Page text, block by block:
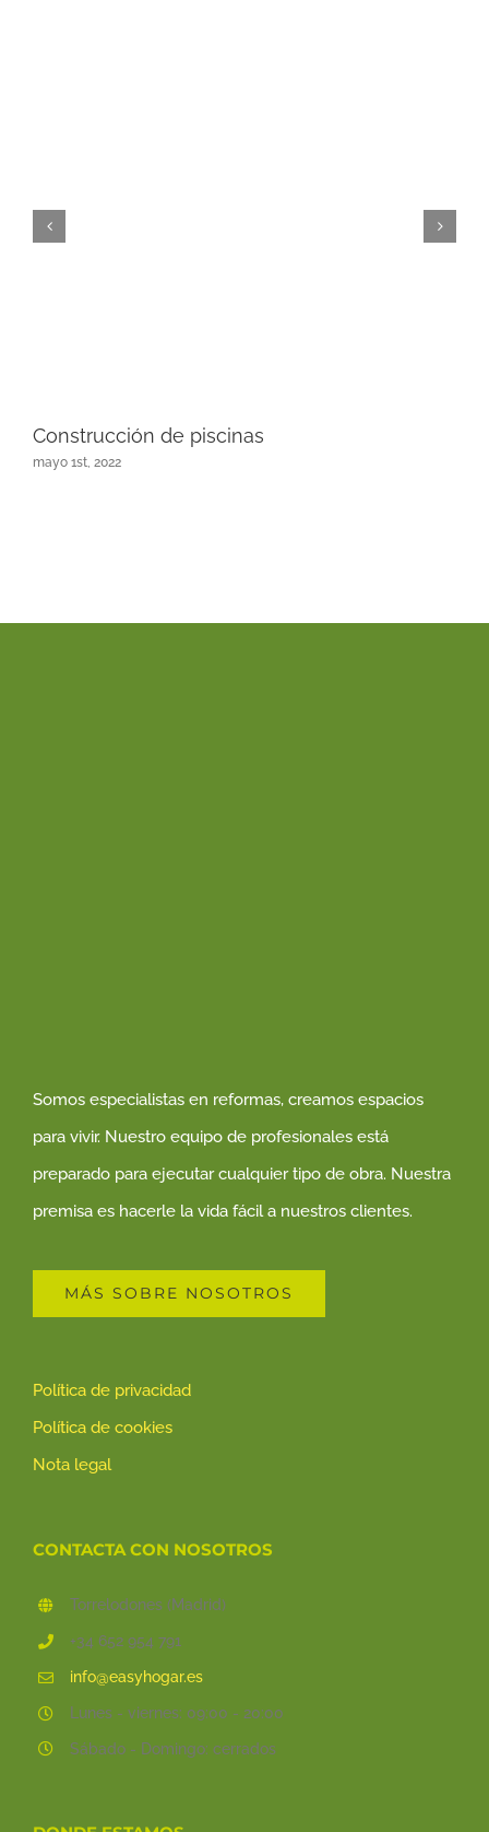
Construcción de piscinas
mayo 1st, 2022
Somos especialistas en reformas, creamos espacios
para vivir. Nuestro equipo de profesionales está
preparado para ejecutar cualquier tipo de obra. Nuestra
premisa es hacerle la vida fácil a nuestros clientes.
MÁS SOBRE NOSOTROS
Política de privacidad
Política de cookies
Nota legal
CONTACTA CON NOSOTROS
Torrelodones (Madrid)
+34 652 954 791
info@easyhogar.es
Lunes - viernes: 09:00 - 20:00
Sábado - Domingo: cerrados